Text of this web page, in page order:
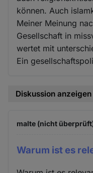
können. Auch
Meiner Meinung
Gesellschaft in
wertet mit
Ein
Diskussion anzeigen
malte (nicht
Warum ist es